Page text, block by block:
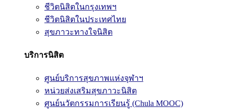
ชีวิตนิสิตในกรุงเทพฯ
ชีวิตนิสิตในประเทศไทย
สุขภาวะทางใจนิสิต
บริการนิสิต
ศูนย์บริการสุขภาพแห่งจุฬาฯ
หน่วยส่งเสริมสุขภาวะนิสิต
ศูนย์นวัตกรรมการเรียนรู้ (Chula MOOC)